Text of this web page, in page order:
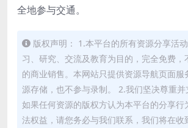
全地参与交通。
版权声明： 1.本平台的所有资源分享活
习、研究、交流及教育为目的，完全免费，
的商业销售。本网站只提供资源导航页面服
源存储，也不参与录制。 2.我们坚决尊重并
如果任何资源的版权方认为本平台的分享行
法权益，请您务必与我们联系，我们将在收